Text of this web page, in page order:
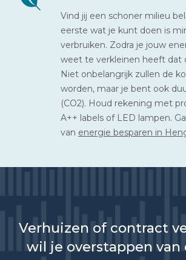
Vind jij een schoner milieu
eerste wat je kunt doen is
verbruiken. Zodra je jouw
weet te verkleinen heeft dat
Niet onbelangrijk zullen de
worden, maar je bent ook
(CO2). Houd rekening met
A++ labels of LED lampen.
van energie besparen in
Verhuizen of contract
wil je overstappen van